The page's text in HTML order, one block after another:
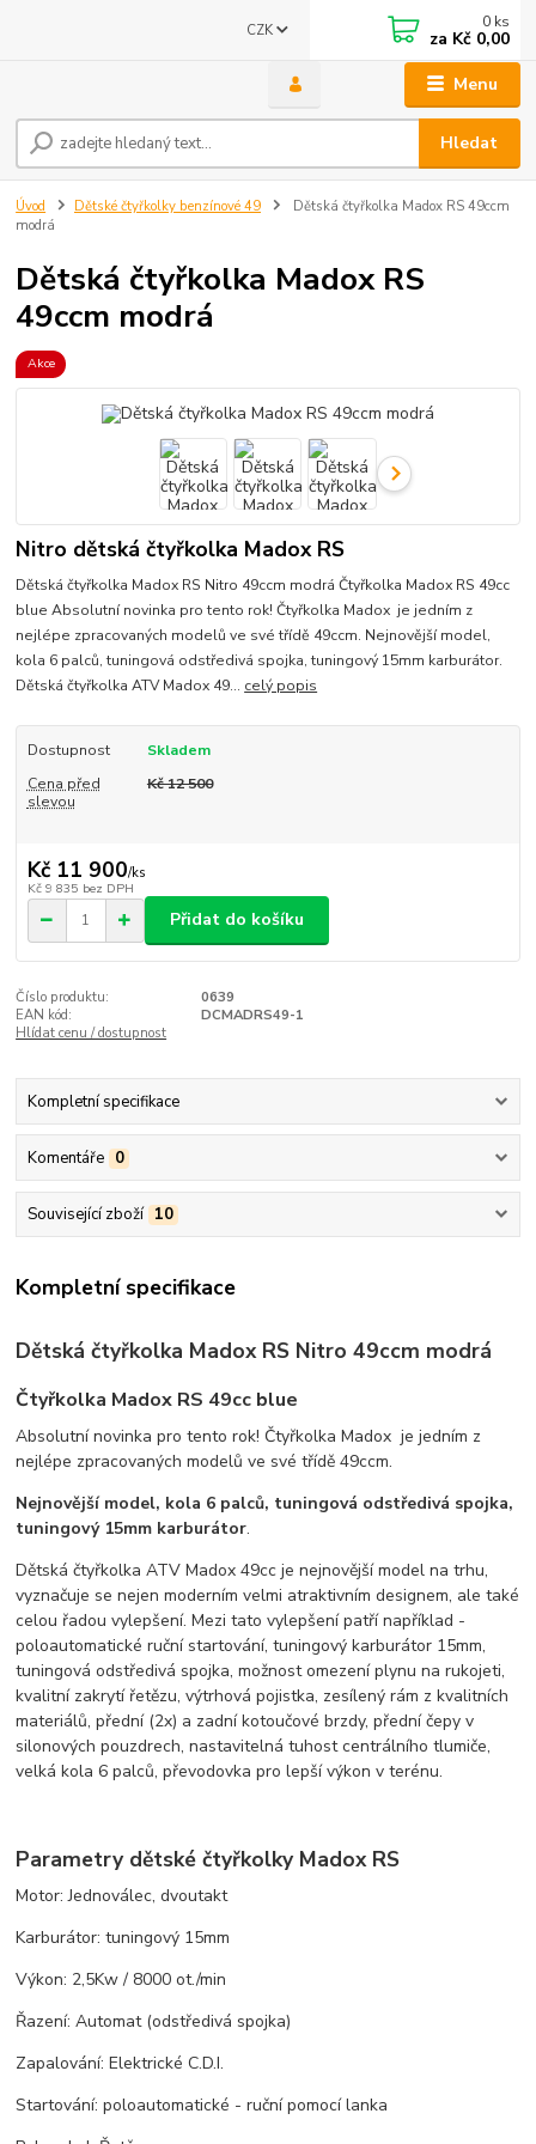
Menu
CZK
Hledat
0 ks
za Kč 0,00
Úvod Dětské čtyřkolky benzínové 49
Dětská čtyřkolka Madox RS 49ccm
modrá
Dětská čtyřkolka Madox RS
49ccm modrá
Akce
Nitro dětská čtyřkolka Madox RS
Dětská čtyřkolka Madox RS Nitro 49ccm modrá Čtyřkolka Madox RS 49cc
blue Absolutní novinka pro tento rok! Čtyřkolka Madox je jedním z
nejlépe zpracovaných modelů ve své třídě 49ccm. Nejnovější model,
kola 6 palců, tuningová odstředivá spojka, tuningový 15mm karburátor.
Dětská čtyřkolka ATV Madox 49... celý popis
Dostupnost
Skladem
Cena před
slevou
Kč 12 500
Kč 11 900/ks
Kč 9 835 bez DPH
Přidat do košíku
Číslo produktu:
0639
EAN kód:
DCMADRS49-1
Hlídat cenu / dostupnost
Kompletní specifikace
Komentáře 0
Související zboží 10
Kompletní specifikace
Dětská čtyřkolka Madox RS Nitro 49ccm modrá
Čtyřkolka Madox RS 49cc blue
Absolutní novinka pro tento rok! Čtyřkolka Madox je jedním z
nejlépe zpracovaných modelů ve své třídě 49ccm.
Nejnovější model, kola 6 palců, tuningová odstředivá spojka,
tuningový 15mm karburátor.
Dětská čtyřkolka ATV Madox 49cc je nejnovější model na trhu,
vyznačuje se nejen moderním velmi atraktivním designem, ale také
celou řadou vylepšení. Mezi tato vylepšení patří například -
poloautomatické ruční startování, tuningový karburátor 15mm,
tuningová odstředivá spojka, možnost omezení plynu na rukojeti,
kvalitní zakrytí řetězu, výtrhová pojistka, zesílený rám z kvalitních
materiálů, přední (2x) a zadní kotoučové brzdy, přední čepy v
silonových pouzdrech, nastavitelná tuhost centrálního tlumiče,
velká kola 6 palců, převodovka pro lepší výkon v terénu.
Parametry dětské čtyřkolky Madox RS
Motor: Jednoválec, dvoutakt
Karburátor: tuningový 15mm
Výkon: 2,5Kw / 8000 ot./min
Řazení: Automat (odstředivá spojka)
Zapalování: Elektrické C.D.I.
Startování: poloautomatické - ruční pomocí lanka